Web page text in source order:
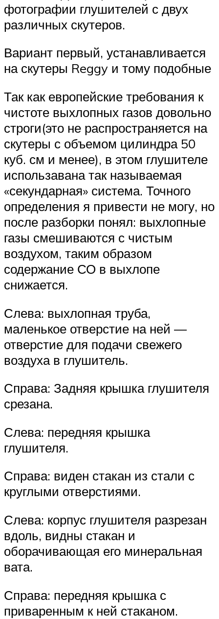
фотографии глушителей с двух
различных скутеров.
Вариант первый, устанавливается
на скутеры Reggy и тому подобные
Так как европейские требования к
чистоте выхлопных газов довольно
строги(это не распространяется на
скутеры с объемом цилиндра 50
куб. см и менее), в этом глушителе
использавана так называемая
«секундарная» система. Точного
определения я привести не могу, но
после разборки понял: выхлопные
газы смешиваются с чистым
воздухом, таким образом
содержание СО в выхлопе
снижается.
Слева: выхлопная труба,
маленькое отверстие на ней —
отверстие для подачи свежего
воздуха в глушитель.
Справа: Задняя крышка глушителя
срезана.
Слева: передняя крышка
глушителя.
Справа: виден стакан из стали с
круглыми отверстиями.
Слева: корпус глушителя разрезан
вдоль, видны стакан и
оборачивающая его минеральная
вата.
Справа: передняя крышка с
приваренным к ней стаканом.